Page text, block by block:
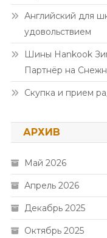
Английский для
удовольствием
Шины Hankook
Партнёр на
Скупка и прием
АРХИВ
Май 2026
Апрель 2026
Декабрь 2025
Октябрь 2025